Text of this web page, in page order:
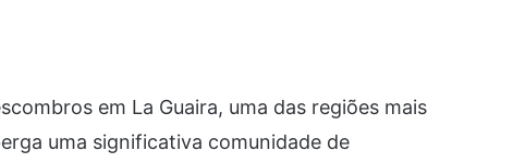
em La Guaira, uma das regiões mais
uma significativa comunidade de